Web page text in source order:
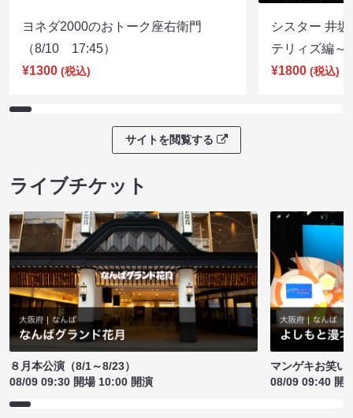
ヨネダ2000のおトーク座右衛門
（8/10 17:45）
¥1300 (税込)
シスター 井
テリィズ編
¥1800 (税込)
サイトを閲覧する
ライブチケット
８月本公演（8/1～8/23）
08/09 09:30 開場 10:00 開演
マンゲキお笑い
08/09 09:40 開